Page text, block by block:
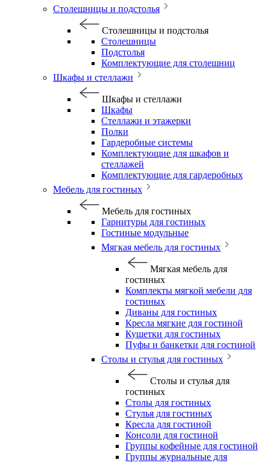
Столешницы и подстолья
Столешницы и подстолья
Столешницы
Подстолья
Комплектующие для столешниц
Шкафы и стеллажи
Шкафы и стеллажи
Шкафы
Стеллажи и этажерки
Полки
Гардеробные системы
Комплектующие для шкафов и
стеллажей
Комплектующие для гардеробных
Мебель для гостиных
Мебель для гостиных
Гарнитуры для гостиных
Гостиные модульные
Мягкая мебель для гостиных
Мягкая мебель для
гостиных
Комплекты мягкой мебели для
гостиных
Диваны для гостиных
Кресла мягкие для гостиной
Кушетки для гостиных
Пуфы и банкетки для гостиной
Столы и стулья для гостиных
Столы и стулья для
гостиных
Столы для гостиных
Стулья для гостиных
Кресла для гостиной
Консоли для гостиной
Группы кофейные для гостиной
Группы журнальные для